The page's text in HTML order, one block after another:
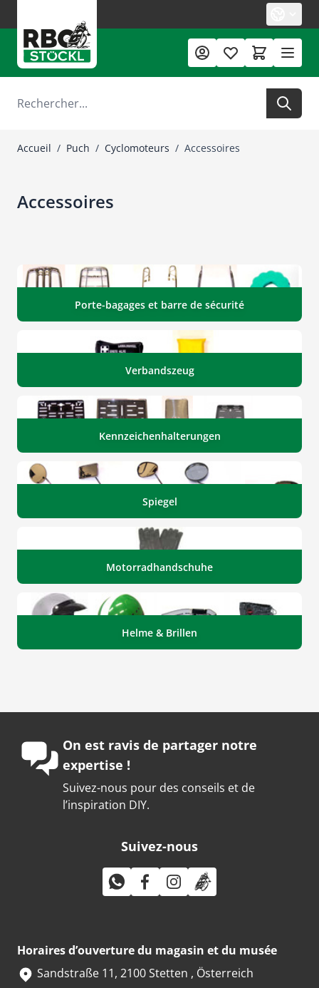
Rechercher
Accueil / Puch / Cyclomoteurs / Accessoires
Accessoires
Porte-bagages et barre de sécurité
Verbandszeug
Kennzeichenhalterungen
Spiegel
Motorradhandschuhe
Helme & Brillen
On est ravis de partager notre
expertise !
Suivez-nous pour des conseils et de
l’inspiration DIY.
Suivez-nous
Horaires d’ouverture du magasin et du musée
Sandstraße 11, 2100 Stetten , Österreich